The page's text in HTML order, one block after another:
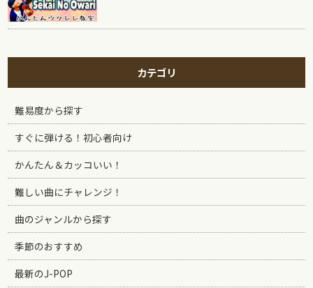
カテゴリ
難易度から探す
すぐに弾ける！初心者向け
かんたん＆カッコいい！
難しい曲にチャレンジ！
曲のジャンルから探す
季節のおすすめ
最新のJ-POP